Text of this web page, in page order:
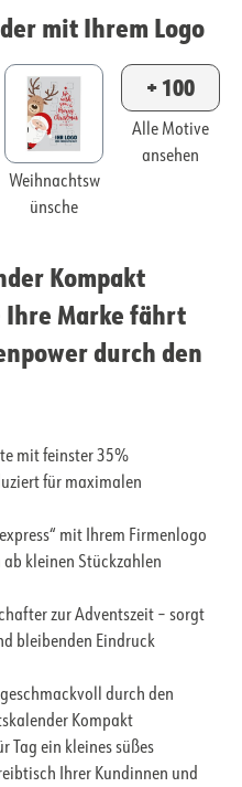
mit Ihrem Logo
Weihnachtsw
ünsche
+ 100
Alle Motive
ansehen
Kompakt
Ihre Marke fährt
durch den
mit feinster 35%
für maximalen
mit Ihrem Firmenlogo
kleinen Stückzahlen
zur Adventszeit – sorgt
bleibenden Eindruck
durch den
Kompakt
Tag ein kleines süßes
Ihrer Kundinnen und